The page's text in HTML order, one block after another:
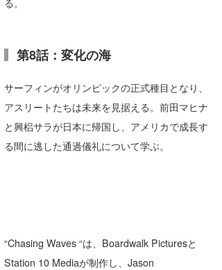
第8話：変化の海
サーフィンがオリンピックの正式種目となり、
アスリートたちは未来を見据える。前田マヒナ
と興梠サラが日本に帰国し、アメリカで成長す
る間に逃した通過儀礼について学ぶ。
“Chasing Waves “は、Boardwalk Picturesと
Station 10 Mediaが制作し、Jason